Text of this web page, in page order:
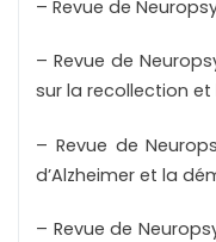
– Revue de
– Revue de
sur la recollection
– Revue de
d’Alzheimer et la
– Revue de